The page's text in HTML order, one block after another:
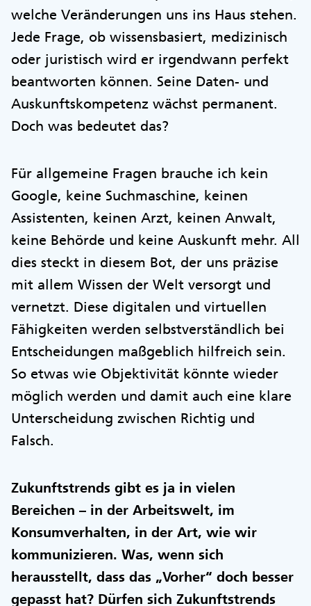
welche Veränderungen uns ins Haus stehen.
Jede Frage, ob wissensbasiert, medizinisch
oder juristisch wird er irgendwann perfekt
beantworten können. Seine Daten- und
Auskunftskompetenz wächst permanent.
Doch was bedeutet das?
Für allgemeine Fragen brauche ich kein
Google, keine Suchmaschine, keinen
Assistenten, keinen Arzt, keinen Anwalt,
keine Behörde und keine Auskunft mehr. All
dies steckt in diesem Bot, der uns präzise
mit allem Wissen der Welt versorgt und
vernetzt. Diese digitalen und virtuellen
Fähigkeiten werden selbstverständlich bei
Entscheidungen maßgeblich hilfreich sein.
So etwas wie Objektivität könnte wieder
möglich werden und damit auch eine klare
Unterscheidung zwischen Richtig und
Falsch.
Zukunftstrends gibt es ja in vielen
Bereichen – in der Arbeitswelt, im
Konsumverhalten, in der Art, wie wir
kommunizieren. Was, wenn sich
herausstellt, dass das „Vorher“ doch besser
gepasst hat? Dürfen sich Zukunftstrends